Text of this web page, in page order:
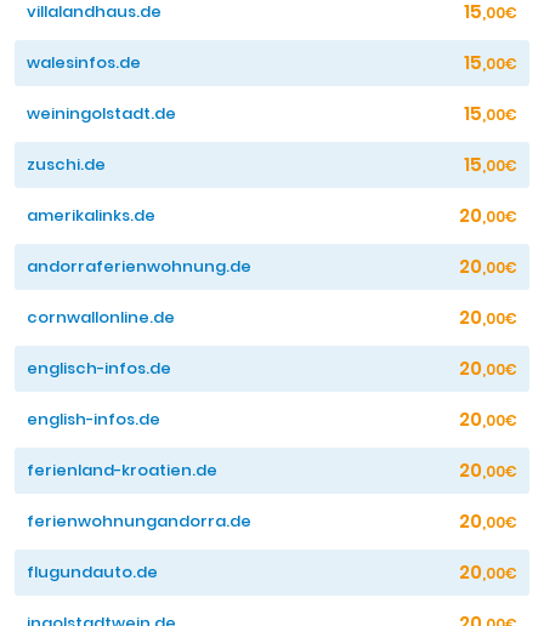
villalandhaus.de 15,00€
walesinfos.de 15,00€
weiningolstadt.de 15,00€
zuschi.de 15,00€
amerikalinks.de 20,00€
andorraferienwohnung.de 20,00€
cornwallonline.de 20,00€
englisch-infos.de 20,00€
english-infos.de 20,00€
ferienland-kroatien.de 20,00€
ferienwohnungandorra.de 20,00€
flugundauto.de 20,00€